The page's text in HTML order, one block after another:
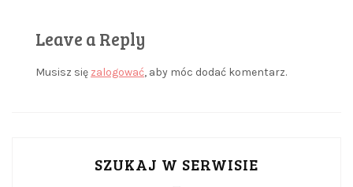
Leave a Reply
Musisz się zalogować, aby móc dodać komentarz.
SZUKAJ W SERWISIE